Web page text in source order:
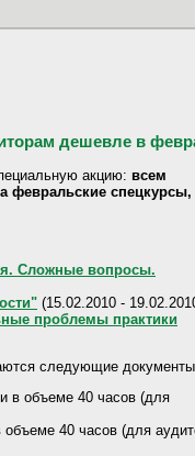
дешевле в
акцию: всем
февральские спецкурсы,
Сложные вопросы.
(15.02.2010 -
проблемы практики
следующие
в объеме 40 часов (для
40 часов (для